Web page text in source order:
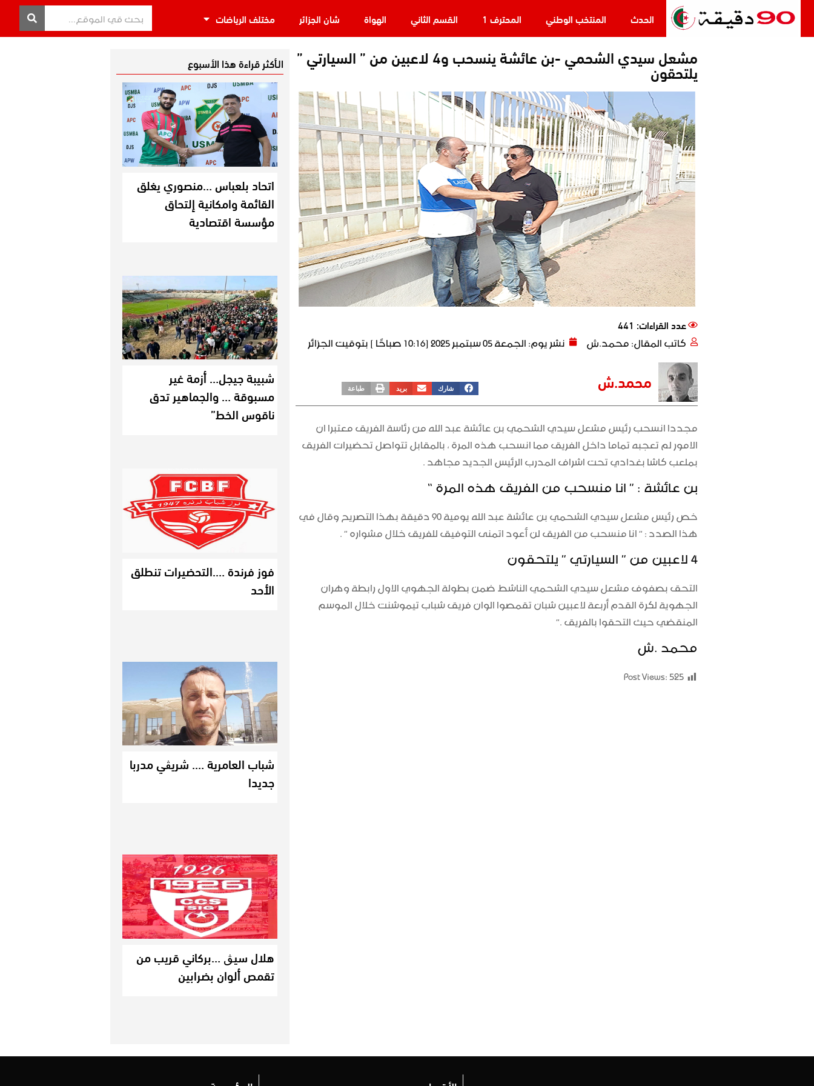
الحدث المنتخب الوطني المحترف 1 القسم الثاني الهواة شان الجزائر مختلف الرياضات
مشعل سيدي الشحمي -بن عائشة ينسحب و4 لاعبين من ” السيارتي ”
يلتحقون
عدد القراءات: 441
كاتب المقال:محمد.ش نشر يوم:الجمعة 05 سبتمبر 2025 [10:16 صباحًا ] بتوقيت الجزائر
محمد.ش شارك بريد طباعة
مجددا انسحب رئيس مشعل سيدي الشحمي بن عائشة عبد الله من رئاسة الفريق معتبرا ان
الامور لم تعجبه تماما داخل الفريق مما انسحب هذه المرة ، بالمقابل تتواصل تحضيرات الفريق
بملعب كاشا بغدادي تحت اشراف المدرب الرئيس الجديد مجاهد .
بن عائشة : ” انا منسحب من الفريق هذه المرة “
خص رئيس مشعل سيدي الشحمي بن عائشة عبد الله يومية 90 دقيقة بهذا التصريح وقال في
هذا الصدد : ” انا منسحب من الفريق لن أعود اتمنى التوفيق للفريق خلال مشواره ” .
4 لاعبين من ” السيارتي ” يلتحقون
التحق بصفوف مشعل سيدي الشحمي الناشط ضمن بطولة الجهوي الاول رابطة وهران
الجهوية لكرة القدم أربعة لاعبين شبان تقمصوا الوان فريق شباب تيموشنت خلال الموسم
المنقضي حيث التحقوا بالفريق .”
محمد .ش
Post Views:525
الـأكثر قراءة هذا الأسبوع
اتحاد بلعباس …منصوري يغلق
القائمة وامكانية إلتحاق
مؤسسة اقتصادية
شبيبة جيجل… أزمة غير
مسبوقة … والجماهير تدق
ناقوس الخط”
فوز فرندة ….التحضيرات تنطلق
الأحد
شباب العامرية …. شريڨي مدربا
جديدا
هلال سيڨ …بركاني قريب من
تقمص ألوان بضرابين